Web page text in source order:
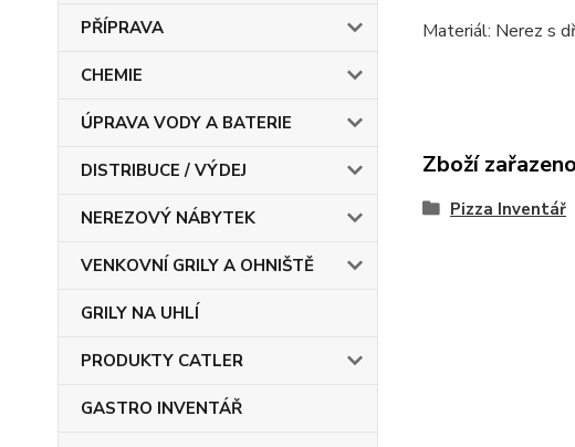
PŘÍPRAVA
CHEMIE
ÚPRAVA VODY A BATERIE
DISTRIBUCE / VÝDEJ
NEREZOVÝ NÁBYTEK
VENKOVNÍ GRILY A OHNIŠTĚ
GRILY NA UHLÍ
PRODUKTY CATLER
GASTRO INVENTÁŘ
Materiál: Nerez s
Zboží
Pizza Inventář